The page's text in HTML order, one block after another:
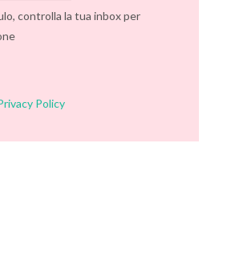
controlla la tua inbox per
Policy